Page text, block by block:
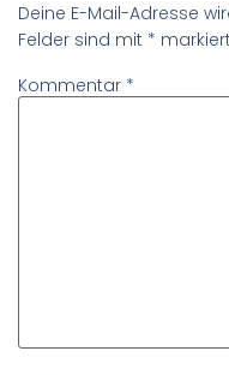
Deine E-Mail-Adresse
Felder sind mit * markiert
Kommentar *